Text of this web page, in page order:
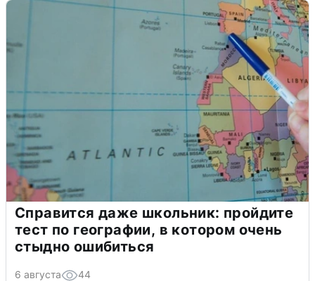
Справится даже школьник: пройдите
тест по географии, в котором очень
стыдно ошибиться
6 августа 44